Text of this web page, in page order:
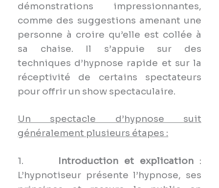
démonstrations impressionnantes,
comme des suggestions amenant une
personne à croire qu’elle est collée à
sa chaise. Il s’appuie sur des
techniques d’hypnose rapide et sur la
réceptivité de certains spectateurs
pour offrir un show spectaculaire.
Un spectacle d’hypnose suit
généralement plusieurs étapes :
1. Introduction et explication:
L’hypnotiseur présente l’hypnose, ses